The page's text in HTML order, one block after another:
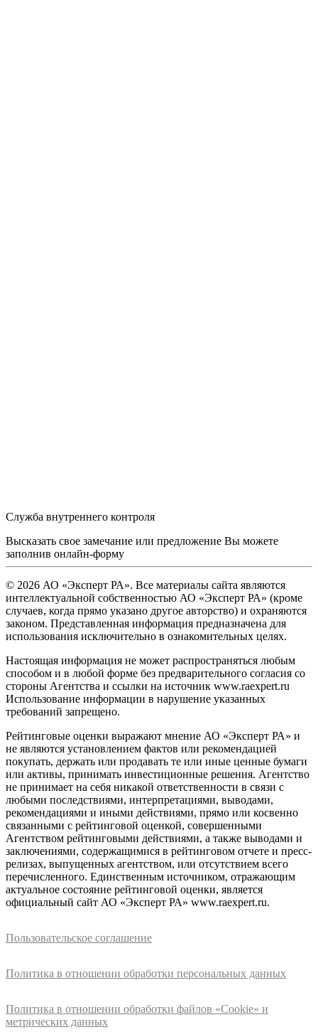
Служба внутреннего контроля
Высказать свое замечание или предложение Вы можете
заполнив онлайн-форму
© 2026 АО «Эксперт РА». Все материалы сайта являются
интеллектуальной собственностью АО «Эксперт РА» (кроме
случаев, когда прямо указано другое авторство) и охраняются
законом. Представленная информация предназначена для
использования исключительно в ознакомительных целях.
Настоящая информация не может распространяться любым
способом и в любой форме без предварительного согласия со
стороны Агентства и ссылки на источник www.raexpert.ru
Использование информации в нарушение указанных
требований запрещено.
Рейтинговые оценки выражают мнение АО «Эксперт РА» и
не являются установлением фактов или рекомендацией
покупать, держать или продавать те или иные ценные бумаги
или активы, принимать инвестиционные решения. Агентство
не принимает на себя никакой ответственности в связи с
любыми последствиями, интерпретациями, выводами,
рекомендациями и иными действиями, прямо или косвенно
связанными с рейтинговой оценкой, совершенными
Агентством рейтинговыми действиями, а также выводами и
заключениями, содержащимися в рейтинговом отчете и пресс-
релизах, выпущенных агентством, или отсутствием всего
перечисленного. Единственным источником, отражающим
актуальное состояние рейтинговой оценки, является
официальный сайт АО «Эксперт РА» www.raexpert.ru.
Пользовательское соглашение
Политика в отношении обработки персональных данных
Политика в отношении обработки файлов «Cookie» и
метрических данных